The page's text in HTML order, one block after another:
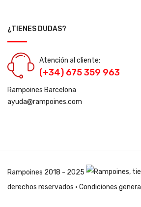
¿TIENES DUDAS?
Atención al cliente:
(+34) 675 359 963
Rampoines Barcelona
ayuda@rampoines.com
Rampoines 2018 - 2025
derechos reservados · Condiciones